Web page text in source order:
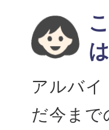
アルバイ
だ今まで